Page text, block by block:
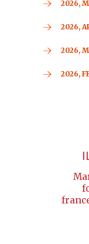
2026,
2026,
2026,
2026,